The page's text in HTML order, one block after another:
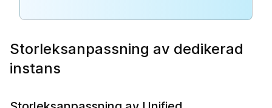
Storleksanpassning av dedikerad
instans